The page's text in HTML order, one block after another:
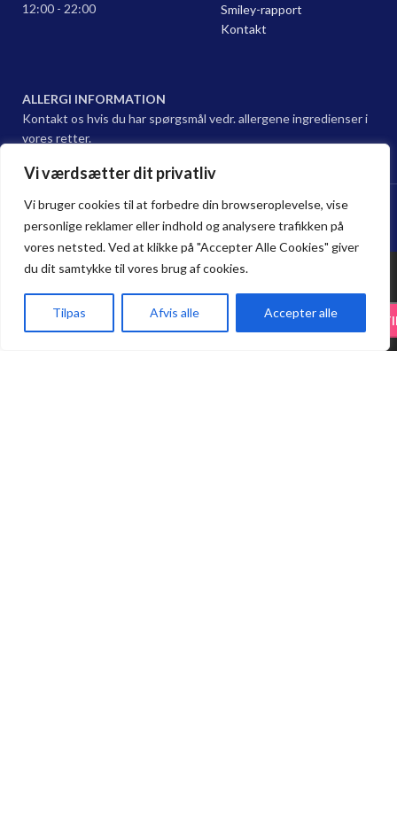
Vi værdsætter dit privatliv
Vi bruger cookies til at forbedre din browseroplevelse, vise
personlige reklamer eller indhold og analysere trafikken på
vores netsted. Ved at klikke på "Accepter Alle Cookies" giver
du dit samtykke til vores brug af cookies.
Tilpas Afvis alle Accepter alle
12:00 - 22:00
Smiley-rapport
Kontakt
ALLERGI INFORMATION
Kontakt os hvis du har spørgsmål vedr. allergene ingredienser i
vores retter.
Spar 15 % på Take Away. Bestil online,
38.
Rispapir.Rejer 89.00 kr.75.65 - +